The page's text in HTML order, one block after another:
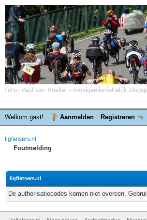
Welkom gast! Aanmelden Registreren
ligfietsers.nl
Foutmelding
ligfietsers.nl
De authorisatiecodes komen niet overeen.